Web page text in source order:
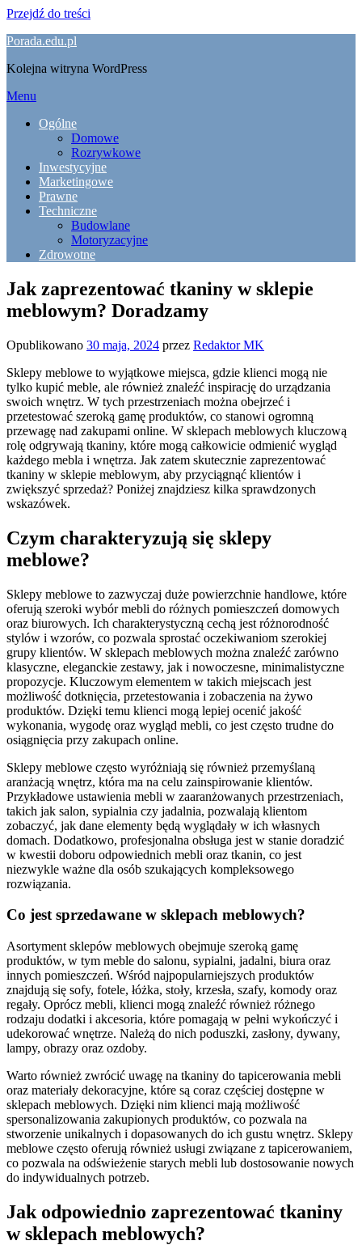
Przejdź do treści
Porada.edu.pl
Kolejna witryna WordPress
Menu
Ogólne
Domowe
Rozrywkowe
Inwestycyjne
Marketingowe
Prawne
Techniczne
Budowlane
Motoryzacyjne
Zdrowotne
Jak zaprezentować tkaniny w sklepie
meblowym? Doradzamy
Opublikowano 30 maja, 2024 przez Redaktor MK
Sklepy meblowe to wyjątkowe miejsca, gdzie klienci mogą nie
tylko kupić meble, ale również znaleźć inspirację do urządzania
swoich wnętrz. W tych przestrzeniach można obejrzeć i
przetestować szeroką gamę produktów, co stanowi ogromną
przewagę nad zakupami online. W sklepach meblowych kluczową
rolę odgrywają tkaniny, które mogą całkowicie odmienić wygląd
każdego mebla i wnętrza. Jak zatem skutecznie zaprezentować
tkaniny w sklepie meblowym, aby przyciągnąć klientów i
zwiększyć sprzedaż? Poniżej znajdziesz kilka sprawdzonych
wskazówek.
Czym charakteryzują się sklepy
meblowe?
Sklepy meblowe to zazwyczaj duże powierzchnie handlowe, które
oferują szeroki wybór mebli do różnych pomieszczeń domowych
oraz biurowych. Ich charakterystyczną cechą jest różnorodność
stylów i wzorów, co pozwala sprostać oczekiwaniom szerokiej
grupy klientów. W sklepach meblowych można znaleźć zarówno
klasyczne, eleganckie zestawy, jak i nowoczesne, minimalistyczne
propozycje. Kluczowym elementem w takich miejscach jest
możliwość dotknięcia, przetestowania i zobaczenia na żywo
produktów. Dzięki temu klienci mogą lepiej ocenić jakość
wykonania, wygodę oraz wygląd mebli, co jest często trudne do
osiągnięcia przy zakupach online.
Sklepy meblowe często wyróżniają się również przemyślaną
aranżacją wnętrz, która ma na celu zainspirowanie klientów.
Przykładowe ustawienia mebli w zaaranżowanych przestrzeniach,
takich jak salon, sypialnia czy jadalnia, pozwalają klientom
zobaczyć, jak dane elementy będą wyglądały w ich własnych
domach. Dodatkowo, profesjonalna obsługa jest w stanie doradzić
w kwestii doboru odpowiednich mebli oraz tkanin, co jest
niezwykle ważne dla osób szukających kompleksowego
rozwiązania.
Co jest sprzedawane w sklepach meblowych?
Asortyment sklepów meblowych obejmuje szeroką gamę
produktów, w tym meble do salonu, sypialni, jadalni, biura oraz
innych pomieszczeń. Wśród najpopularniejszych produktów
znajdują się sofy, fotele, łóżka, stoły, krzesła, szafy, komody oraz
regały. Oprócz mebli, klienci mogą znaleźć również różnego
rodzaju dodatki i akcesoria, które pomagają w pełni wykończyć i
udekorować wnętrze. Należą do nich poduszki, zasłony, dywany,
lampy, obrazy oraz ozdoby.
Warto również zwrócić uwagę na tkaniny do tapicerowania mebli
oraz materiały dekoracyjne, które są coraz częściej dostępne w
sklepach meblowych. Dzięki nim klienci mają możliwość
spersonalizowania zakupionych produktów, co pozwala na
stworzenie unikalnych i dopasowanych do ich gustu wnętrz. Sklepy
meblowe często oferują również usługi związane z tapicerowaniem,
co pozwala na odświeżenie starych mebli lub dostosowanie nowych
do indywidualnych potrzeb.
Jak odpowiednio zaprezentować tkaniny
w sklepach meblowych?